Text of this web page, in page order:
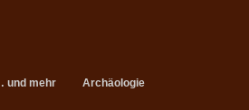
und mehr Archäologie